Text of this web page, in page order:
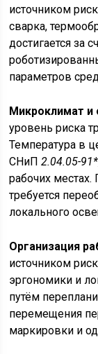
источником
сварка,
достигается за
параметров
Микроклимат и
уровень риска
Температура в
СНиП2.04.05-91*
рабочих местах.
требуется
локального
Организация
источником
эргономики и
путём
перемещения
маркировки и